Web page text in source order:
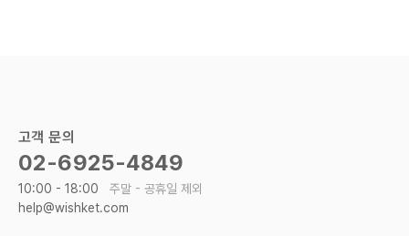
고객 문의
02-6925-4849
10:00 - 18:00 주말 - 공휴일 제외
help@wishket.com